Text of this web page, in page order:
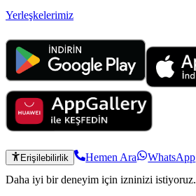
Yerleşkelerimiz
Erişilebilirlik Hemen Ara WhatsApp
Daha iyi bir deneyim için izninizi istiyoruz.